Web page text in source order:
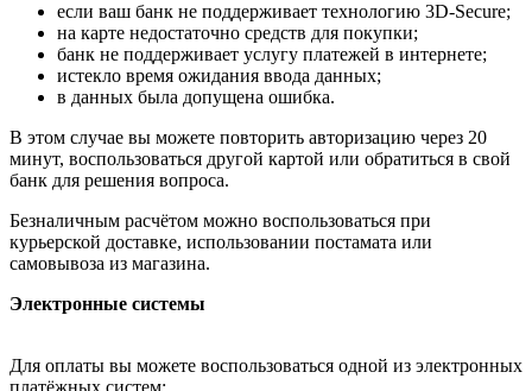
если ваш банк не поддерживает технологию 3D-Secure;
на карте недостаточно средств для покупки;
банк не поддерживает услугу платежей в интернете;
истекло время ожидания ввода данных;
в данных была допущена ошибка.
В этом случае вы можете повторить авторизацию через 20
минут, воспользоваться другой картой или обратиться в свой
банк для решения вопроса.
Безналичным расчётом можно воспользоваться при
курьерской доставке, использовании постамата или
самовывоза из магазина.
Электронные системы
Для оплаты вы можете воспользоваться одной из электронных